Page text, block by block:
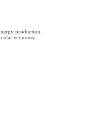
production,
economy